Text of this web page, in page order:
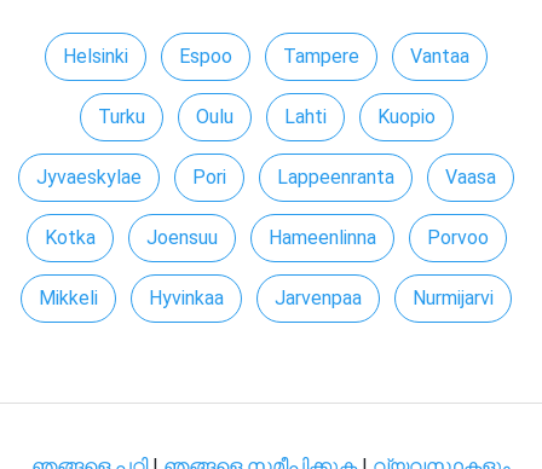
Helsinki Espoo Tampere Vantaa
Turku Oulu Lahti Kuopio
Jyvaeskylae Pori Lappeenranta Vaasa
Kotka Joensuu Hameenlinna Porvoo
Mikkeli Hyvinkaa Jarvenpaa Nurmijarvi